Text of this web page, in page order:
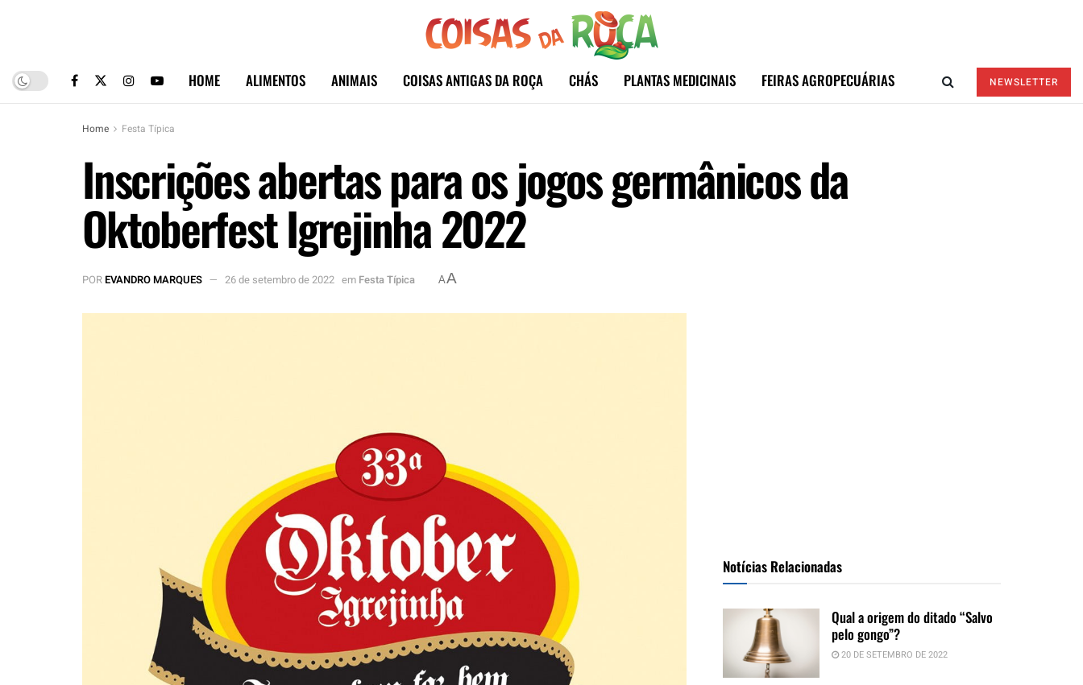
HOME ALIMENTOS ANIMAIS COISAS ANTIGAS DA ROÇA CHÁS PLANTAS MEDICINAIS FEIRAS AGROPECUÁRIAS NEWSLETTER
Home Festa Típica
Inscrições abertas para os jogos germânicos da
Oktoberfest Igrejinha 2022
POREVANDRO MARQUES 26 de setembro de 2022 em Festa Típica AA
Notícias Relacionadas
Qual a origem do ditado “Salvo
pelo gongo”?
20 DE SETEMBRO DE 2022